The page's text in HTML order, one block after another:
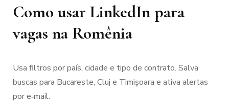
Como usar LinkedIn para
vagas na Romênia
Usa filtros por país, cidade e tipo de contrato. Salva
buscas para Bucareste, Cluj e Timișoara e ativa alertas
por e‑mail.